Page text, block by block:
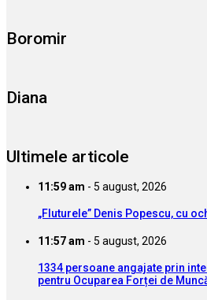
Boromir
Diana
Ultimele articole
11:59 am - 5 august, 2026
„Fluturele” Denis Popescu, cu
11:57 am - 5 august, 2026
1334 persoane angajate prin
pentru Ocuparea Forței de